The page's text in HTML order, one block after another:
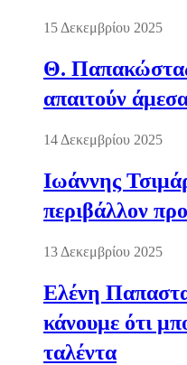
15 Δεκεμβρίου 2025
Θ.
απαιτούν
14 Δεκεμβρίου 2025
Ιωάννης
περιβάλλον
13 Δεκεμβρίου 2025
Ελένη
κάνουμε ότι
ταλέντα